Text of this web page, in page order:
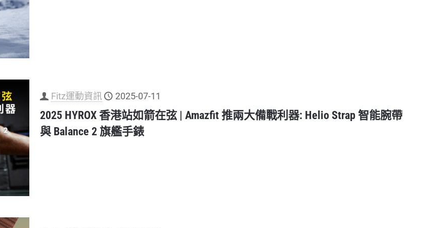
Fitz運動資訊 2025-07-11
2025 HYROX 香港站如箭在弦 | Amazfit 推兩大備戰利器: Helio Strap 智能腕帶
與 Balance 2 旗艦手錶